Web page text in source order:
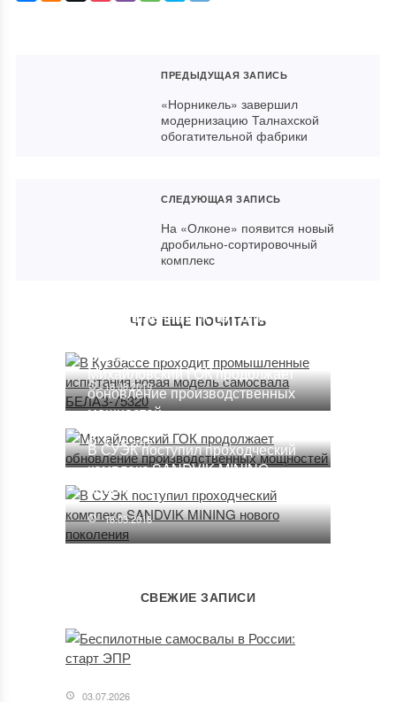
ПРЕДЫДУЩАЯ ЗАПИСЬ
«Норникель» завершил
модернизацию Талнахской
обогатительной фабрики
СЛЕДУЮЩАЯ ЗАПИСЬ
На «Олконе» появится новый
дробильно-сортировочный
комплекс
ЧТО ЕЩЕ ПОЧИТАТЬ
промышленные испытания
БЕЛАЗ-75320
16.08.2019
Михайловский ГОК продолжает
обновление производственных
мощностей
11.02.2017
В СУЭК поступил проходческий
комплекс SANDVIK MINING
нового поколения
18.03.2018
СВЕЖИЕ ЗАПИСИ
03.07.2026